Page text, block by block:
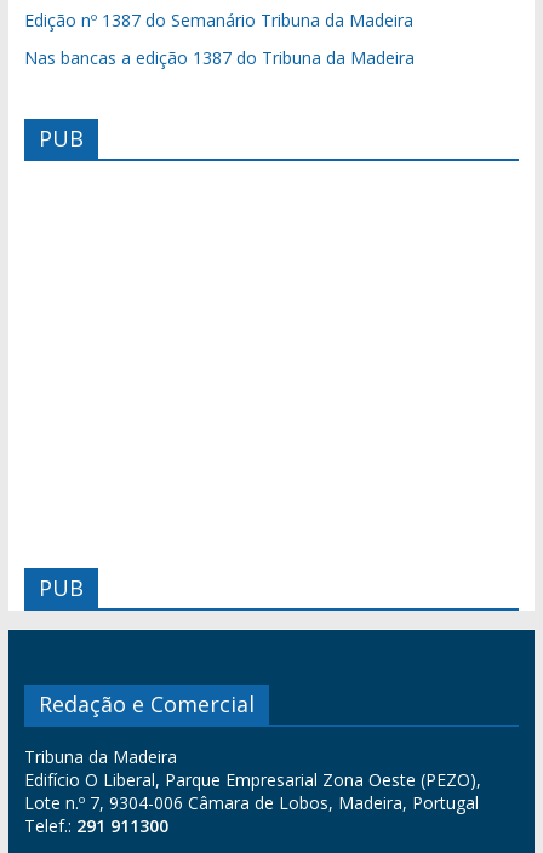
Edição nº 1387 do Semanário Tribuna da Madeira
Nas bancas a edição 1387 do Tribuna da Madeira
PUB
PUB
Redação e Comercial
Tribuna da Madeira
Edifício O Liberal, Parque Empresarial Zona Oeste (PEZO),
Lote n.º 7, 9304-006 Câmara de Lobos, Madeira, Portugal
Telef.: 291 911300